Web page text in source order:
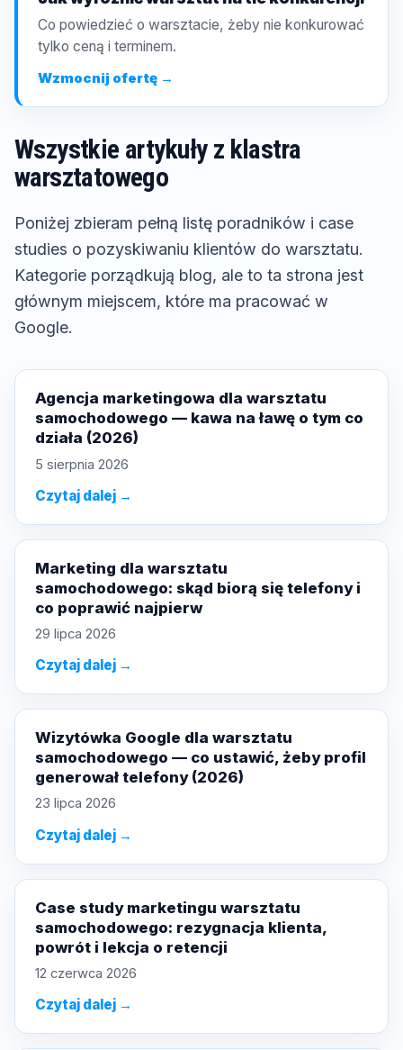
Co powiedzieć o warsztacie, żeby nie konkurować
tylko ceną i terminem.
Wzmocnij ofertę →
Wszystkie artykuły z klastra
warsztatowego
Poniżej zbieram pełną listę poradników i case
studies o pozyskiwaniu klientów do warsztatu.
Kategorie porządkują blog, ale to ta strona jest
głównym miejscem, które ma pracować w
Google.
Agencja marketingowa dla warsztatu
samochodowego — kawa na ławę o tym co
działa (2026)
5 sierpnia 2026
Czytaj dalej →
Marketing dla warsztatu
samochodowego: skąd biorą się telefony i
co poprawić najpierw
29 lipca 2026
Czytaj dalej →
Wizytówka Google dla warsztatu
samochodowego — co ustawić, żeby profil
generował telefony (2026)
23 lipca 2026
Czytaj dalej →
Case study marketingu warsztatu
samochodowego: rezygnacja klienta,
powrót i lekcja o retencji
12 czerwca 2026
Czytaj dalej →